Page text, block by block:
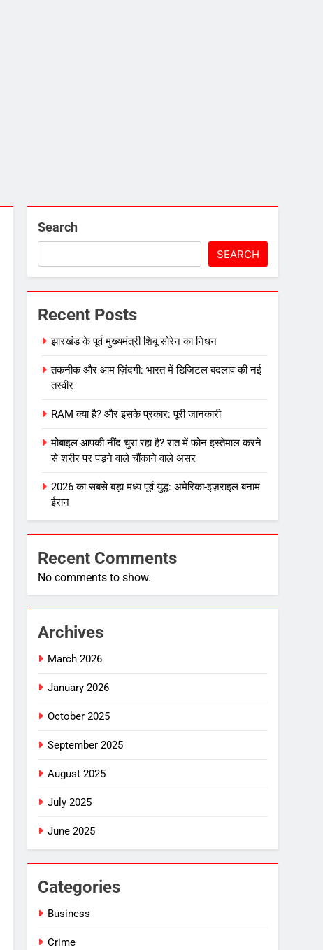
Search
SEARCH
Recent Posts
झारखंड के पूर्व मुख्यमंत्री शिबू सोरेन का निधन
तकनीक और आम ज़िंदगी: भारत में डिजिटल बदलाव की नई
तस्वीर
RAM क्या है? और इसके प्रकार: पूरी जानकारी
मोबाइल आपकी नींद चुरा रहा है? रात में फोन इस्तेमाल करने
से शरीर पर पड़ने वाले चौंकाने वाले असर
2026 का सबसे बड़ा मध्य पूर्व युद्ध: अमेरिका-इज़राइल बनाम
ईरान
Recent Comments
No comments to show.
Archives
March 2026
January 2026
October 2025
September 2025
August 2025
July 2025
June 2025
Categories
Business
Crime